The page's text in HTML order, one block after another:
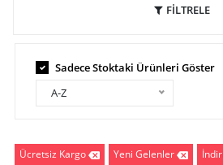
FİLTRELE
Sadece Stoktaki Ürünleri Göster
A-Z
Ücretsiz Kargo Yeni Gelenler